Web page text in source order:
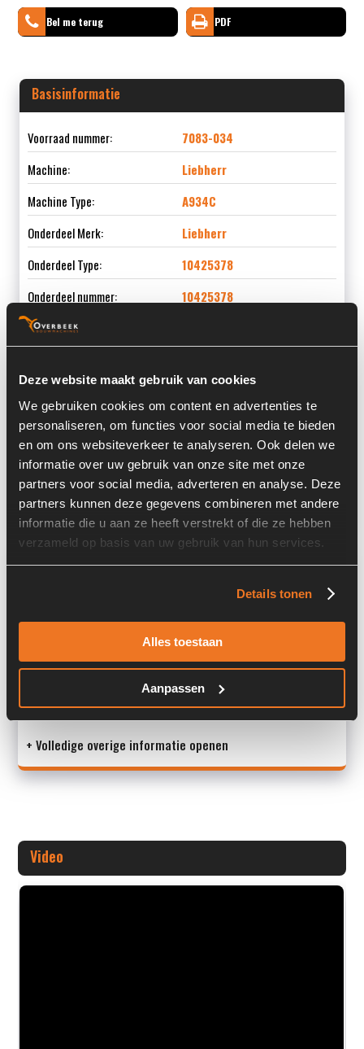
Deze website maakt gebruik van cookies
We gebruiken cookies om content en advertenties te
personaliseren, om functies voor social media te bieden
en om ons websiteverkeer te analyseren. Ook delen we
informatie over uw gebruik van onze site met onze
partners voor social media, adverteren en analyse. Deze
partners kunnen deze gegevens combineren met andere
informatie die u aan ze heeft verstrekt of die ze hebben
verzameld op basis van uw gebruik van hun services.
Details tonen
Alles toestaan
Aanpassen
Bel me terug PDF
Basisinformatie
Voorraad nummer:
7083-034
Machine:
Liebherr
Machine Type:
A934C
Onderdeel Merk:
Liebherr
Onderdeel Type:
10425378
Onderdeel nummer:
10425378
Informatie
Locatie:
4D4
Past op de volgende machines:
Liebherr A 934 C
Land:
Nederland
S/N: -
M
+ Volledige overige informatie openen
Video